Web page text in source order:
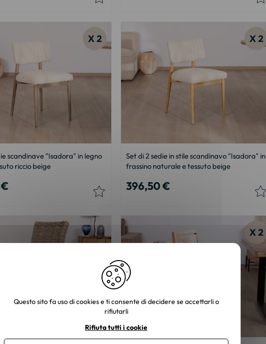
X 2
scandinave "Isadora" in legno
riccio beige
X 2
Set di 2 sedie in stile scandinavo "Isadora" in
frassino naturale e tessuto beige
396,50 €
X 2
Questo sito fa uso di cookies e ti consente di decidere se accettarli o
rifiutarli
Rifiuta tutti i cookie